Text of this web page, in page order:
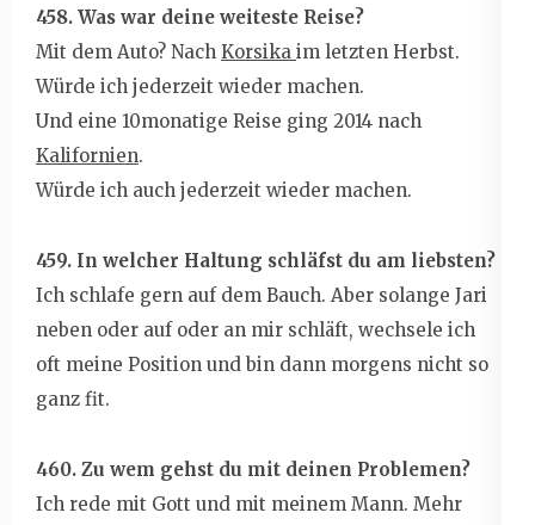
458. Was war deine weiteste Reise?
Mit dem Auto? Nach Korsika im letzten Herbst.
Würde ich jederzeit wieder machen.
Und eine 10monatige Reise ging 2014 nach
Kalifornien.
Würde ich auch jederzeit wieder machen.
459. In welcher Haltung schläfst du am liebsten?
Ich schlafe gern auf dem Bauch. Aber solange Jari
neben oder auf oder an mir schläft, wechsele ich
oft meine Position und bin dann morgens nicht so
ganz fit.
460. Zu wem gehst du mit deinen Problemen?
Ich rede mit Gott und mit meinem Mann. Mehr